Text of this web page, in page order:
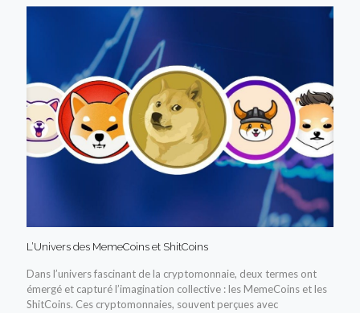
L’Univers des MemeCoins et ShitCoins
Dans l’univers fascinant de la cryptomonnaie, deux termes ont
émergé et capturé l’imagination collective : les MemeCoins et les
ShitCoins. Ces cryptomonnaies, souvent perçues avec